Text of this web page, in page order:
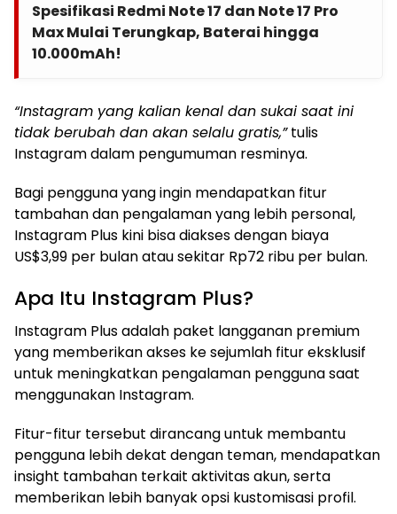
Spesifikasi Redmi Note 17 dan Note 17 Pro
Max Mulai Terungkap, Baterai hingga
10.000mAh!
“Instagram yang kalian kenal dan sukai saat ini
tidak berubah dan akan selalu gratis,”tulis
Instagram dalam pengumuman resminya.
Bagi pengguna yang ingin mendapatkan fitur
tambahan dan pengalaman yang lebih personal,
Instagram Plus kini bisa diakses dengan biaya
US$3,99 per bulan atau sekitar Rp72 ribu per bulan.
Apa Itu Instagram Plus?
Instagram Plus adalah paket langganan premium
yang memberikan akses ke sejumlah fitur eksklusif
untuk meningkatkan pengalaman pengguna saat
menggunakan Instagram.
Fitur-fitur tersebut dirancang untuk membantu
pengguna lebih dekat dengan teman, mendapatkan
insight tambahan terkait aktivitas akun, serta
memberikan lebih banyak opsi kustomisasi profil.